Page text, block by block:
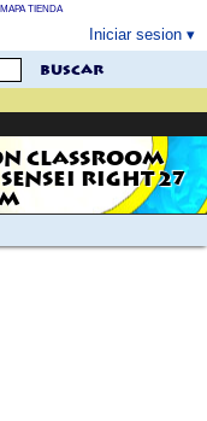
MAPA TIENDA
Iniciar sesion
buscar
CLASSROOM
RIGHT 27